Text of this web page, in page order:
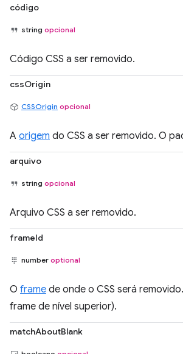
código
string opcional
Código CSS a ser removido.
cssOrigin
CSSOrigin opcional
A origem do CSS a ser removido. O
arquivo
string opcional
Arquivo CSS a ser removido.
frameId
number optional
O frame de onde o CSS será
frame de nível superior).
matchAboutBlank